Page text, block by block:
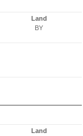
Land
BY
Land